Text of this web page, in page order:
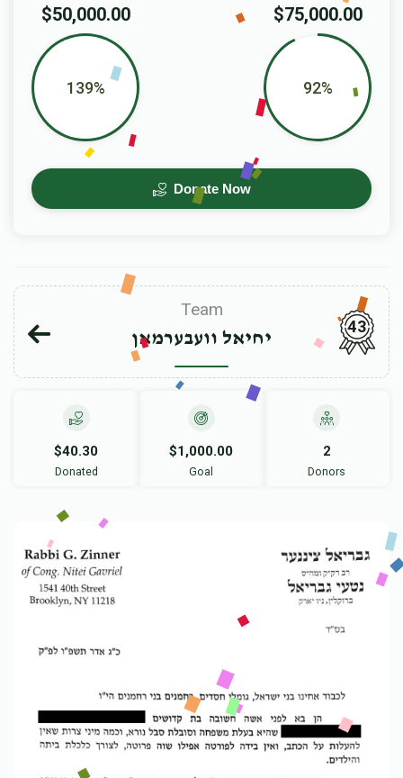
$75,000.00
92%
$50,000.00
139%
Donate Now
Team
יחיאל וועבערמאן
43
$40.30
Donated
$1,000.00
Goal
2
Donors